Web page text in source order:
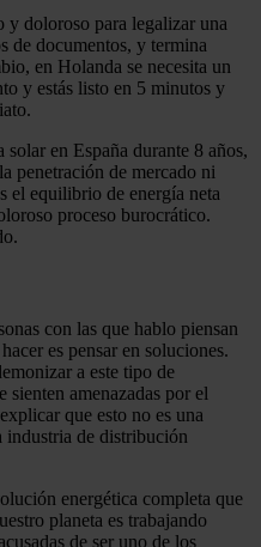
y doloroso para legalizar una
de documentos, y termina
en Holanda se necesita un
y estás listo en 5 minutos y
en España durante 8 años,
penetración de mercado ni
el equilibrio de energía neta
proceso burocrático.
con las que hablo piensan
es pensar en soluciones.
a este tipo de
sienten amenazadas por el
que esto no es una
industria de distribución
energética completa que
planeta es trabajando
de ser uno de los